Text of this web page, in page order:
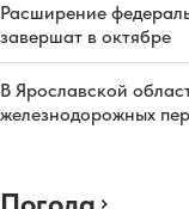
Расширение
завершат в октябре
В Ярославской
железнодорожных